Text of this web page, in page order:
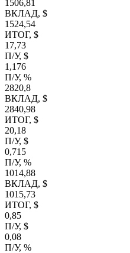
1506,81
ВКЛАД, $
1524,54
ИТОГ, $
17,73
П/У, $
1,176
П/У, %
2820,8
ВКЛАД, $
2840,98
ИТОГ, $
20,18
П/У, $
0,715
П/У, %
1014,88
ВКЛАД, $
1015,73
ИТОГ, $
0,85
П/У, $
0,08
П/У, %